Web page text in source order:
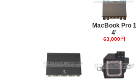
MacBook Pro 1
4'
63,000円